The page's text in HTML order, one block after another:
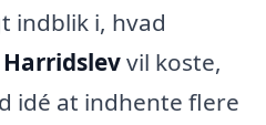
indblik i, hvad
vil koste,
idé at indhente flere